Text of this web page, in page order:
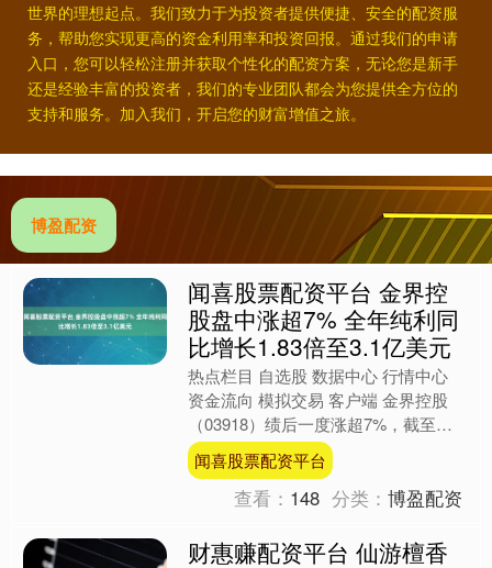
世界的理想起点。我们致力于为投资者提供便捷、安全的配资服
务，帮助您实现更高的资金利用率和投资回报。通过我们的申请
入口，您可以轻松注册并获取个性化的配资方案，无论您是新手
还是经验丰富的投资者，我们的专业团队都会为您提供全方位的
支持和服务。加入我们，开启您的财富增值之旅。
博盈配资
闻喜股票配资平台 金界控
股盘中涨超7% 全年纯利同
比增长1.83倍至3.1亿美元
热点栏目 自选股 数据中心 行情中心
资金流向 模拟交易 客户端 金界控股
（03918）绩后一度涨超7%，截至发
稿，股价上涨2.80%，报4.04港元，成
交额1....
闻喜股票配资平台
查看： 148 分类：博盈配资
财惠赚配资平台 仙游檀香